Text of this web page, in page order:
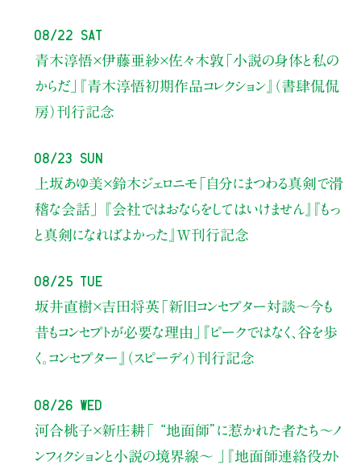
08/22 Sat
青木淳悟×伊藤亜紗×佐々木敦 「小説の身体と私の
からだ」
『青木淳悟初期作品コレクション』（書肆侃侃
房）刊行記念
08/23 Sun
上坂あゆ美×鈴木ジェロニモ 「自分にまつわる真剣で滑
稽な会話」
『会社ではおならをしてはいけません』『もっ
と真剣になればよかった』W刊行記念
08/25 Tue
坂井直樹×吉田将英「新旧コンセプター対談～今も
昔もコンセプトが必要な理由」
『ピークではなく、谷を歩
く。コンセプター』（スピーディ）刊行記念
08/26 Wed
河合桃子×新庄耕「 “地面師”に惹かれた者たち〜ノ
ンフィクションと小説の境界線〜 」
『地面師連絡役カト